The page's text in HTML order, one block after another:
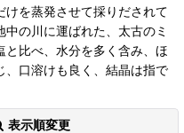
を蒸発させて採りだされて
の川に運ばれた、太古のミ
と比べ、水分を多く含み、ほ
、口溶けも良く、結晶は指で
表示順変更